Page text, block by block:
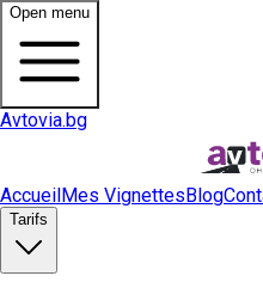
Open menu
Avtovia.bg
AccueilMes VignettesBlog
Tarifs